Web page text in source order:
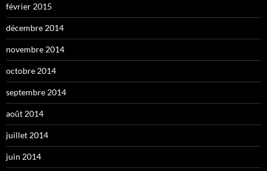
février 2015
décembre 2014
novembre 2014
octobre 2014
septembre 2014
août 2014
juillet 2014
juin 2014